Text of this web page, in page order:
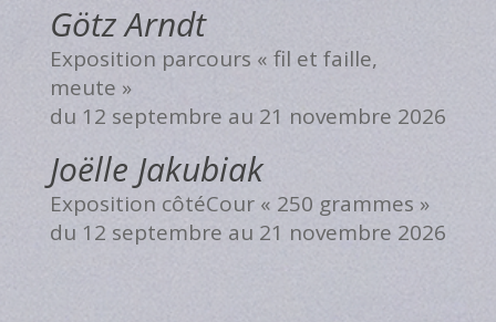
Götz Arndt
Exposition parcours « fil et faille,
meute »
du 12 septembre au 21 novembre 2026
Joëlle Jakubiak
Exposition côtéCour « 250 grammes »
du 12 septembre au 21 novembre 2026